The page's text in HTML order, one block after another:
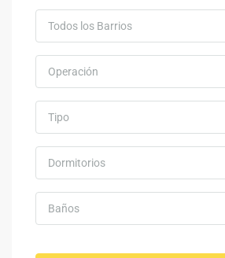
Todos los Barrios
Operación
Tipo
Dormitorios
Baños